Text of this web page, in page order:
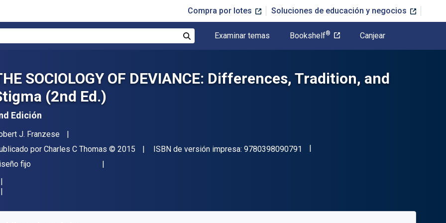
Compra por lotes Soluciones de educación y negocios
Examinar temas Bookshelf® Canjear
SOCIOLOGY OF DEVIANCE: Differences, Tradition, and
(2nd Ed.)
Edición
J. Franzese
por Charles C Thomas Copyright
© 2015 ISBN de versión impresa: 9780398090791 "ISBN-13 9780398090791"
fijo